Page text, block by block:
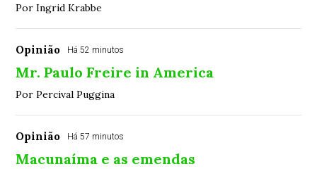
Por Ingrid Krabbe
Opinião Há 52 minutos
Mr. Paulo Freire in America
Por Percival Puggina
Opinião Há 57 minutos
Macunaíma e as emendas